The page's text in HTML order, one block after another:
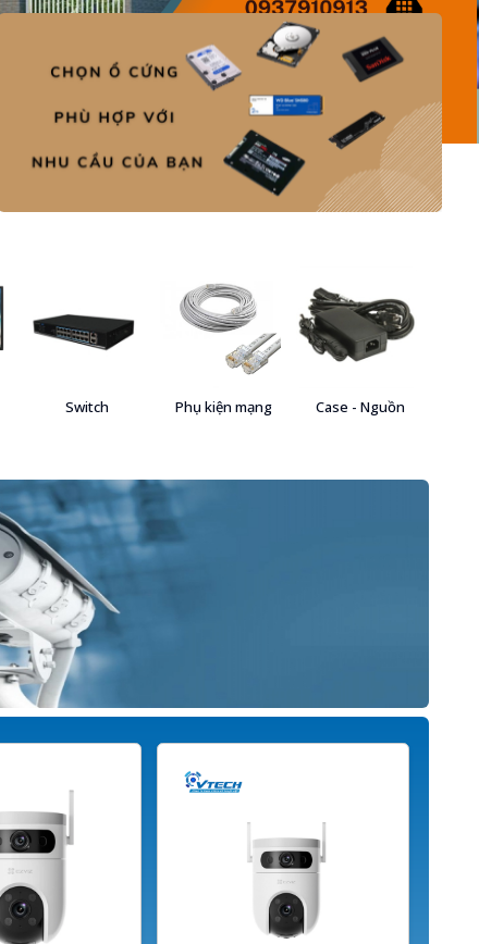
Switch Phụ kiện mạng Case - Nguồn